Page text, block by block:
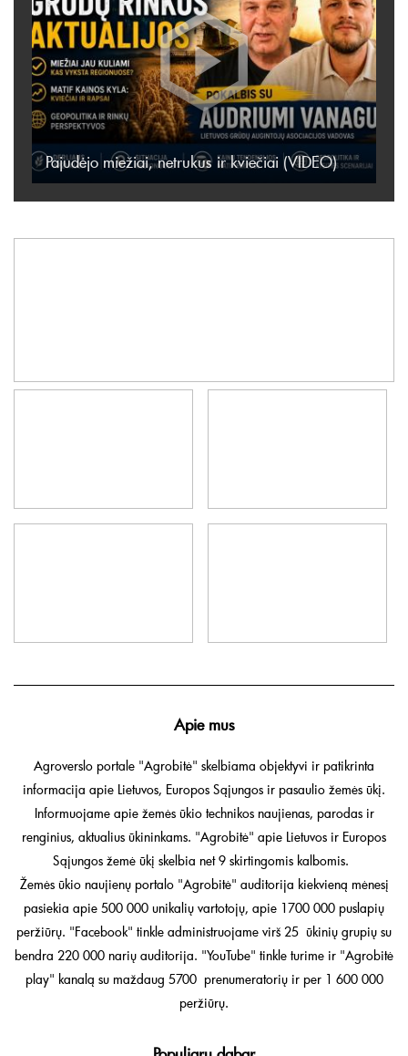
Pajudėjo miežiai, netrukus ir kviečiai (VIDEO)
Apie mus
Agroverslo portale "Agrobitė" skelbiama objektyvi ir patikrinta
informacija apie Lietuvos, Europos Sąjungos ir pasaulio žemės ūkį.
Informuojame apie žemės ūkio technikos naujienas, parodas ir
renginius, aktualius ūkininkams. "Agrobitė" apie Lietuvos ir Europos
Sąjungos žemė ūkį skelbia net 9 skirtingomis kalbomis.
Žemės ūkio naujienų portalo "Agrobitė" auditorija kiekvieną mėnesį
pasiekia apie 500 000 unikalių vartotojų, apie 1700 000 puslapių
peržiūrų. "Facebook" tinkle administruojame virš 25 ūkinių grupių su
bendra 220 000 narių auditorija. "YouTube" tinkle turime ir "Agrobitė
play" kanalą su maždaug 5700 prenumeratorių ir per 1 600 000
peržiūrų.